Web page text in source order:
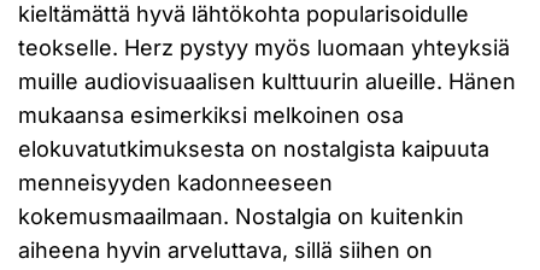
kieltämättä hyvä lähtökohta popularisoidulle
teokselle. Herz pystyy myös luomaan yhteyksiä
muille audiovisuaalisen kulttuurin alueille. Hänen
mukaansa esimerkiksi melkoinen osa
elokuvatutkimuksesta on nostalgista kaipuuta
menneisyyden kadonneeseen
kokemusmaailmaan. Nostalgia on kuitenkin
aiheena hyvin arveluttava, sillä siihen on